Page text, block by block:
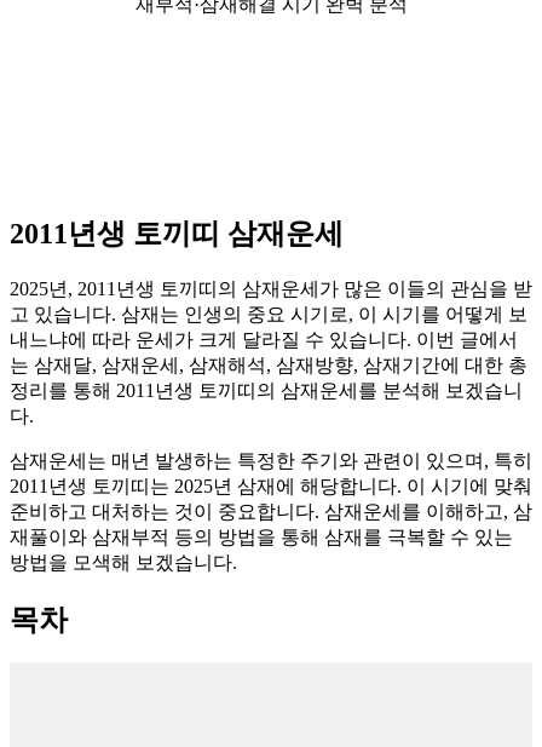
2011년생 토끼띠 삼재운세
2025년, 2011년생 토끼띠의 삼재운세가 많은 이들의 관심을 받
고 있습니다. 삼재는 인생의 중요 시기로, 이 시기를 어떻게 보
내느냐에 따라 운세가 크게 달라질 수 있습니다. 이번 글에서
는 삼재달, 삼재운세, 삼재해석, 삼재방향, 삼재기간에 대한 총
정리를 통해 2011년생 토끼띠의 삼재운세를 분석해 보겠습니
다.
삼재운세는 매년 발생하는 특정한 주기와 관련이 있으며, 특히
2011년생 토끼띠는 2025년 삼재에 해당합니다. 이 시기에 맞춰
준비하고 대처하는 것이 중요합니다. 삼재운세를 이해하고, 삼
재풀이와 삼재부적 등의 방법을 통해 삼재를 극복할 수 있는
방법을 모색해 보겠습니다.
목차